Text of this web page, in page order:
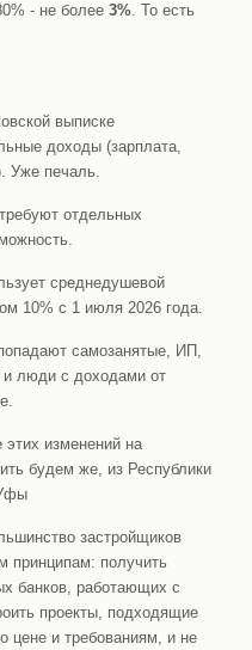
- не более 3%. То есть
выписке
доходы (зарплата,
Уже печаль.
отдельных
среднедушевой
10% с 1 июля 2026 года.
самозанятые, ИП,
и люди с доходами от
изменений на
будем же, из Республики
застройщиков
получить
банков, работающих с
проекты, подходящие
цене и требованиям, и не